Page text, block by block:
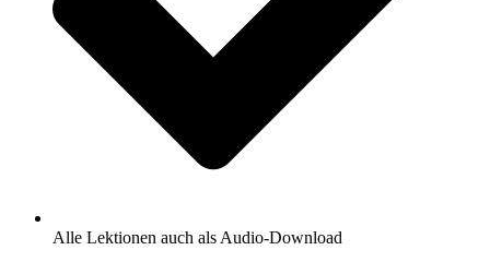
Alle Lektionen auch als Audio-Download